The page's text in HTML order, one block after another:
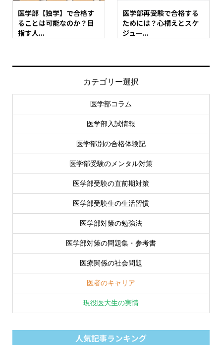
医学部【独学】で合格す
ることは可能なのか？目
指す人...
医学部再受験で合格する
ためには？心構えとスケ
ジュー...
カテゴリー選択
医学部コラム
医学部入試情報
医学部別の合格体験記
医学部受験のメンタル対策
医学部受験の直前期対策
医学部受験生の生活習慣
医学部対策の勉強法
医学部対策の問題集・参考書
医療関係の社会問題
医者のキャリア
現役医大生の実情
人気記事ランキング